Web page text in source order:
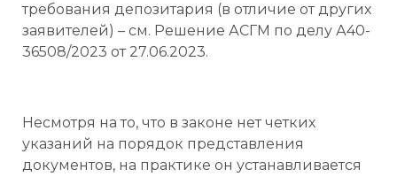
требования депозитария (в отличие от других
заявителей) – см. Решение АСГМ по делу А40-
36508/2023 от 27.06.2023.
Несмотря на то, что в законе нет четких
указаний на порядок представления
документов, на практике он устанавливается